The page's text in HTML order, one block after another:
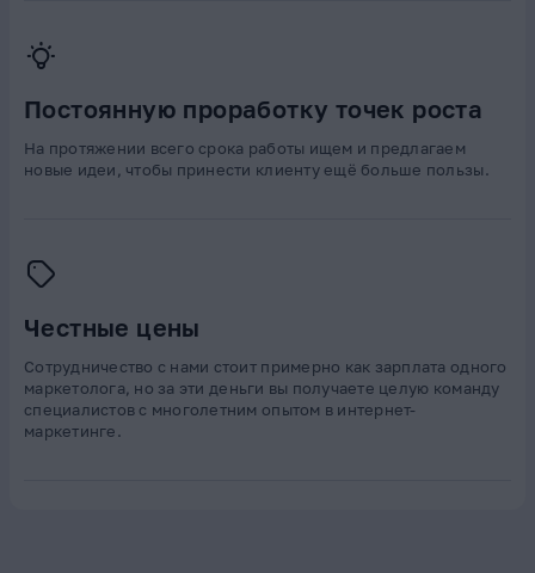
Постоянную проработку точек роста
На протяжении всего срока работы ищем и предлагаем
новые идеи, чтобы принести клиенту ещё больше пользы.
Честные цены
Сотрудничество с нами стоит примерно как зарплата одного
маркетолога, но за эти деньги вы получаете целую команду
специалистов с многолетним опытом в интернет-
маркетинге.